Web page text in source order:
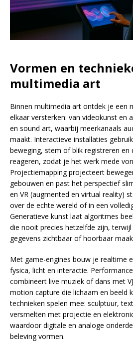
Vormen en
multimedia art
Binnen multimedia art ontdek je een
elkaar versterken: van videokunst en
en sound art, waarbij meerkanaals
maakt. Interactieve installaties
beweging, stem of blik registreren en
reageren, zodat je het werk mede
Projectiemapping projecteert
gebouwen en past het perspectief
en VR (augmented en virtual reality)
over de echte wereld of in een
Generatieve kunst laat algoritmes
die nooit precies hetzelfde zijn,
gegevens zichtbaar of hoorbaar
Met game-engines bouw je realtime
fysica, licht en interactie.
combineert live muziek of dans met
motion capture die lichaam en beeld
technieken spelen mee: sculptuur,
versmelten met projectie en
waardoor digitale en analoge
beleving vormen.